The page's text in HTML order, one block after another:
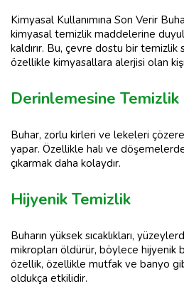
Kimyasal Kullanımına Son Verir
kimyasal temizlik maddelerine
kaldırır. Bu, çevre dostu bir temizlik
özellikle kimyasallara alerjisi olan
Derinlemesine Temizlik
Buhar, zorlu kirleri ve lekeleri
yapar. Özellikle halı ve
çıkarmak daha kolaydır.
Hijyenik Temizlik
Buharın yüksek sıcaklıkları,
mikropları öldürür, böylece hijyenik
özellik, özellikle mutfak ve banyo
oldukça etkilidir.